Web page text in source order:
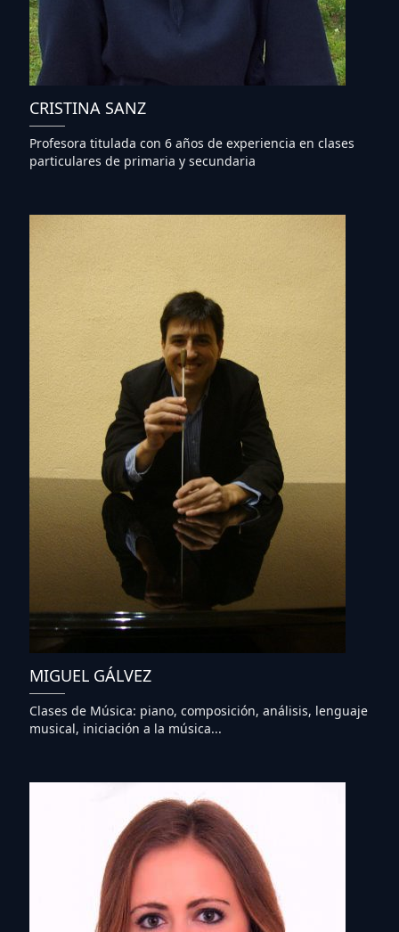
CRISTINA SANZ
Profesora titulada con 6 años de experiencia en clases
particulares de primaria y secundaria
MIGUEL GÁLVEZ
Clases de Música: piano, composición, análisis, lenguaje
musical, iniciación a la música...